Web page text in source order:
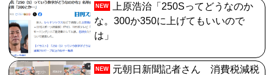
NEW
上原浩治「250Sってどうなのか
な。300か350に上げてもいいので
は」
NEW
元朝日新聞記者さん 消費税減税